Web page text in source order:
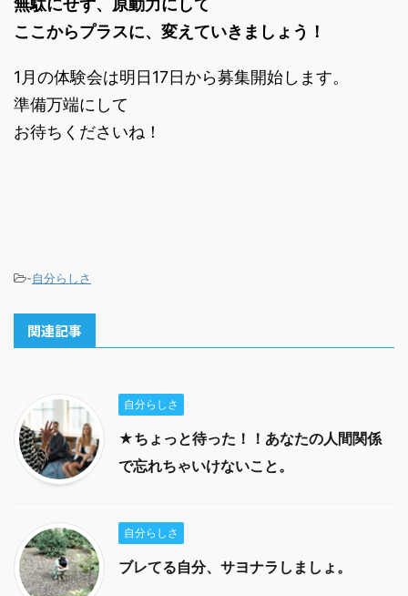
無駄にせず、原動力にして
ここからプラスに、変えていきましょう！
1月の体験会は明日17日から募集開始します。
準備万端にして
お待ちくださいね！
-自分らしさ
関連記事
自分らしさ
★ちょっと待った！！あなたの人間関係
で忘れちゃいけないこと。
自分らしさ
ブレてる自分、サヨナラしましょ。